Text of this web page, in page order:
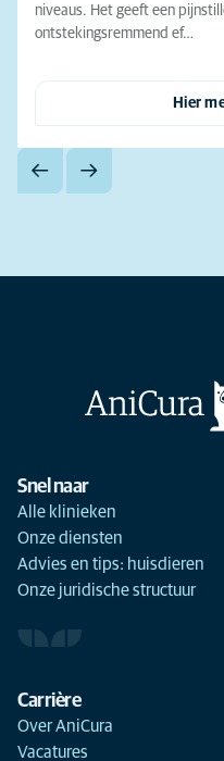
niveaus. Het geeft een
ontstekingsremmend ef…
Hier
Snel naar
Alle klinieken
Onze diensten
Advies en tips: huisdieren
Onze juridische structuur
Carrière
Over AniCura
Vacatures